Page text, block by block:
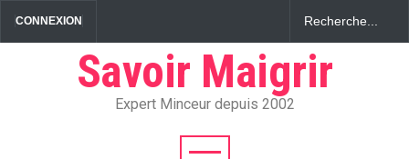
CONNEXION
Savoir Maigrir
Expert Minceur depuis 2002